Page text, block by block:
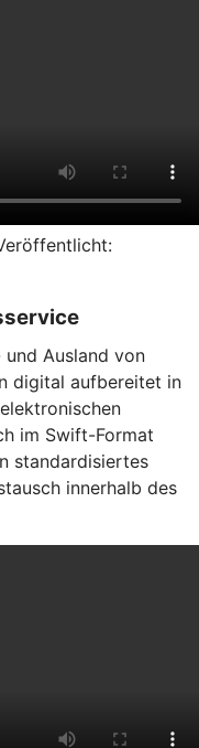
Ausland von
digital aufbereitet in
im Swift-Format
standardisiertes
innerhalb des